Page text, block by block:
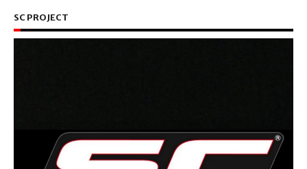
SC PROJECT